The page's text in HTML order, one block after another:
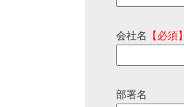
会社名 【必須】
部署名